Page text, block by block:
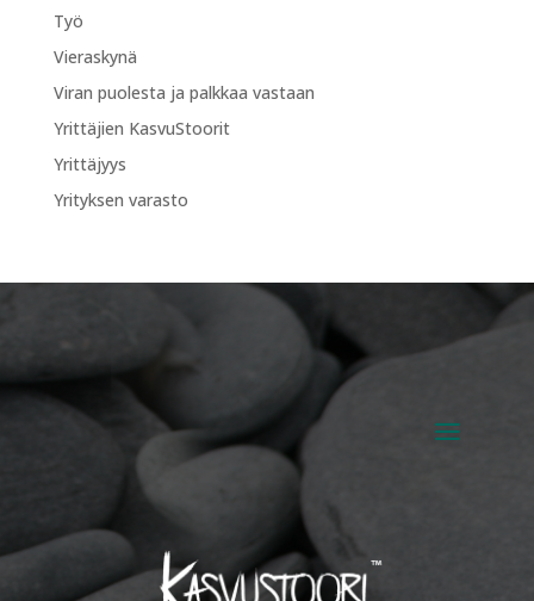
Työ
Vieraskynä
Viran puolesta ja palkkaa vastaan
Yrittäjien KasvuStoorit
Yrittäjyys
Yrityksen varasto